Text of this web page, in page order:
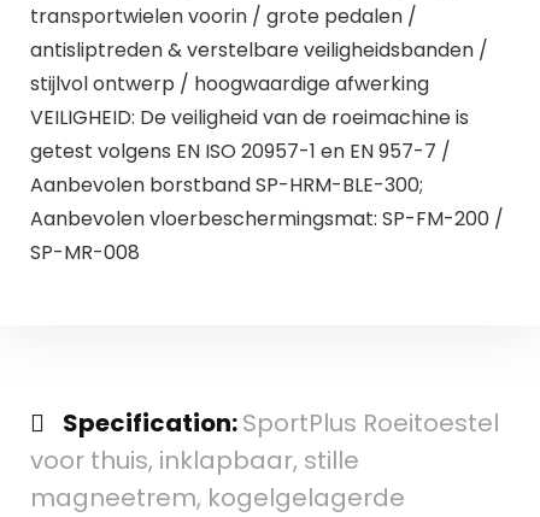
transportwielen voorin / grote pedalen /
antisliptreden & verstelbare veiligheidsbanden /
stijlvol ontwerp / hoogwaardige afwerking
VEILIGHEID: De veiligheid van de roeimachine is
getest volgens EN ISO 20957-1 en EN 957-7 /
Aanbevolen borstband SP-HRM-BLE-300;
Aanbevolen vloerbeschermingsmat: SP-FM-200 /
SP-MR-008
Specification:SportPlus Roeitoestel
voor thuis, inklapbaar, stille
magneetrem, kogelgelagerde